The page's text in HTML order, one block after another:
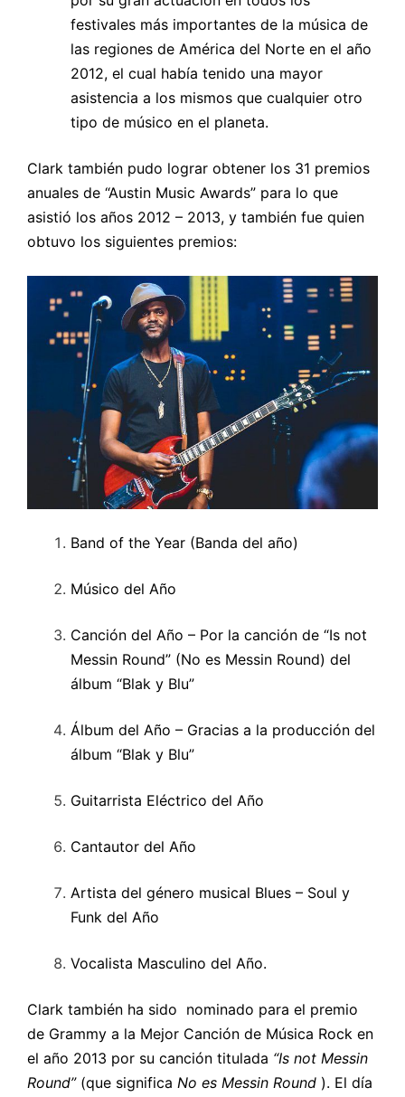
festivales más importantes de la música de
las regiones de América del Norte en el año
2012, el cual había tenido una mayor
asistencia a los mismos que cualquier otro
tipo de músico en el planeta.
Clark también pudo lograr obtener los 31 premios
anuales de “Austin Music Awards” para lo que
asistió los años 2012 – 2013, y también fue quien
obtuvo los siguientes premios:
Band of the Year (Banda del año)
Músico del Año
Canción del Año – Por la canción de “Is not
Messin Round” (No es Messin Round) del
álbum “Blak y Blu”
Álbum del Año – Gracias a la producción del
álbum “Blak y Blu”
Guitarrista Eléctrico del Año
Cantautor del Año
Artista del género musical Blues – Soul y
Funk del Año
Vocalista Masculino del Año.
Clark también ha sido nominado para el premio
de Grammy a la Mejor Canción de Música Rock en
el año 2013 por su canción titulada “Is not Messin
Round”(que significa No es Messin Round ). El día